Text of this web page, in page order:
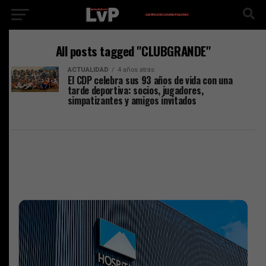
All posts tagged "CLUBGRANDE"
ACTUALIDAD 4 años atrás
El CDP celebra sus 93 años de vida con una
tarde deportiva: socios, jugadores,
simpatizantes y amigos invitados